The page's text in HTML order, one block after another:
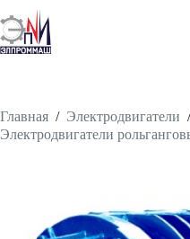
Перейти
к
сути
Главная / Электродвигатели /
Электродвигатели